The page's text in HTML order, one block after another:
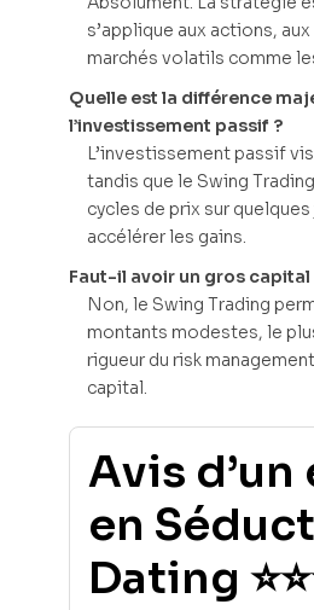
s’applique aux actions, aux
marchés volatils comme
Quelle est la différence
l’investissement passif ?
L’investissement passif
tandis que le Swing
cycles de prix sur
accélérer les gains.
Faut-il avoir un gros
Non, le Swing Trading
montants modestes, le
rigueur du risk
capital.
Avis
en
Dating